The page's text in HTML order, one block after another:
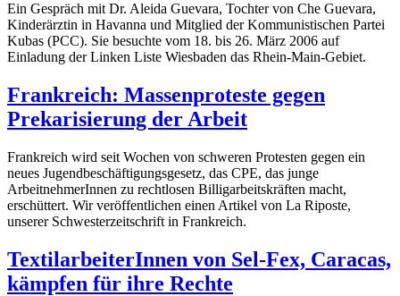
Ein Gespräch mit Dr. Aleida Guevara, Tochter von Che Guevara,
Kinderärztin in Havanna und Mitglied der Kommunistischen Partei
Kubas (PCC). Sie besuchte vom 18. bis 26. März 2006 auf
Einladung der Linken Liste Wiesbaden das Rhein-Main-Gebiet.
Frankreich: Massenproteste gegen
Prekarisierung der Arbeit
Frankreich wird seit Wochen von schweren Protesten gegen ein
neues Jugendbeschäftigungsgesetz, das CPE, das junge
ArbeitnehmerInnen zu rechtlosen Billigarbeitskräften macht,
erschüttert. Wir veröffentlichen einen Artikel von La Riposte,
unserer Schwesterzeitschrift in Frankreich.
TextilarbeiterInnen von Sel-Fex, Caracas,
kämpfen für ihre Rechte